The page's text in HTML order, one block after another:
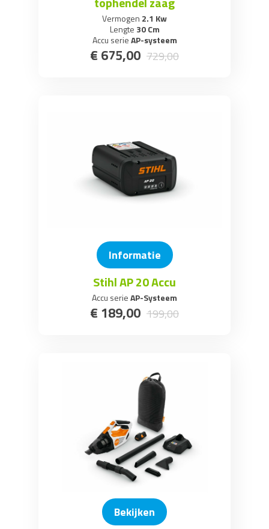
Vermogen 2.1 Kw
Lengte 30 Cm
Accu serieAP-systeem
€ 675,00 729,00
Informatie
Stihl AP 20 Accu
Accu serieAP-Systeem
€ 189,00 199,00
Bekijken